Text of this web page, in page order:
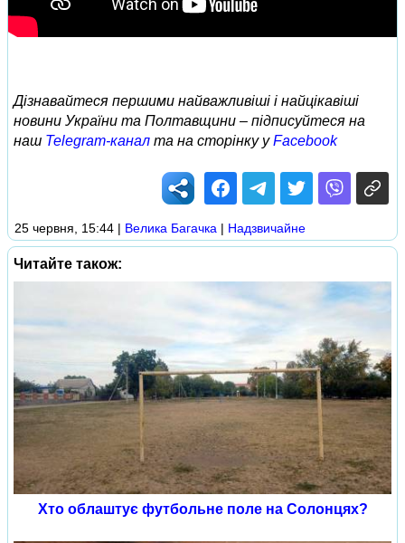
Дізнавайтеся першими найважливіші і найцікавіші
новини України та Полтавщини – підписуйтеся на
наш Telegram-канал та на сторінку уFacebook
25 червня, 15:44 | Велика Багачка | Надзвичайне
Читайте також:
Хто облаштує футбольне поле на Солонцях?